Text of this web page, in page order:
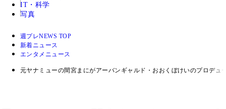
IT・科学
写真
週プレNEWS TOP
新着ニュース
エンタメニュース
元ヤナミューの間宮まにがアーバンギャルド・おおくぼけいのプロデ